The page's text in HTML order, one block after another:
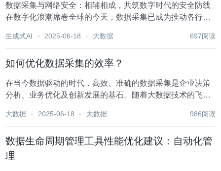
数据采集与网络安全：相辅相成，共筑数字时代的安全防线
在数字化浪潮席卷全球的今天，数据采集已成为推动各行各
平台的用户行为分析，从医疗健康领域的远程监控到金融行
生成式AI 2025-06-18 大数据 697阅读
如何优化数据采集的效率？
在当今数据驱动的时代，高效、准确的数据采集是企业决策
分析、业务优化及创新发展的基石。随着大数据技术的飞速
价值的数据，成为众多组织面临的挑战。优化数据采集效
大数据 2025-06-18 大数据 986阅读
数据生命周期管理工具性能优化建议：自动化管
理